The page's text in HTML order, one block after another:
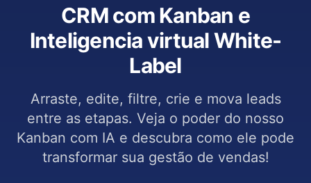
CRM com Kanban e
Inteligencia virtual White-
Label
Arraste, edite, filtre, crie e mova leads
entre as etapas. Veja o poder do nosso
Kanban com IA e descubra como ele pode
transformar sua gestão de vendas!